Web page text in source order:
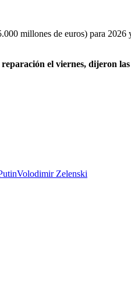
millones de euros) para
el viernes, dijeron
Volodimir Zelenski